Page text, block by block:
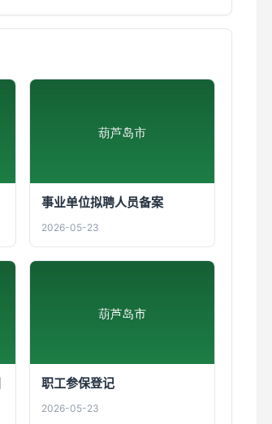
事业单位拟聘人员备案
2026-05-23
职工参保登记
2026-05-23